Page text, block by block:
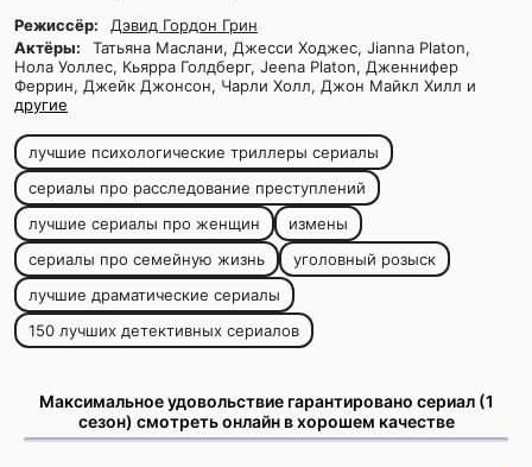
Режиссёр:
Дэвид Гордон Грин
Актёры:
Татьяна Маслани, Джесси Ходжес, Jianna Platon,
Нола Уоллес, Кьярра Голдберг, Jeena Platon, Дженнифер
Феррин, Джейк Джонсон, Чарли Холл, Джон Майкл Хилл и
другие
лучшие психологические триллеры сериалы
сериалы про расследование преступлений
лучшие сериалы про женщин
измены
сериалы про семейную жизнь
уголовный розыск
лучшие драматические сериалы
150 лучших детективных сериалов
Максимальное удовольствие гарантировано сериал (1
сезон) смотреть онлайн в хорошем качестве